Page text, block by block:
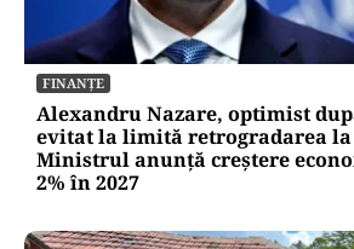
FINANȚE
Alexandru Nazare, optimist
evitat la limită retrogradarea la
Ministrul anunță creștere
2% în 2027